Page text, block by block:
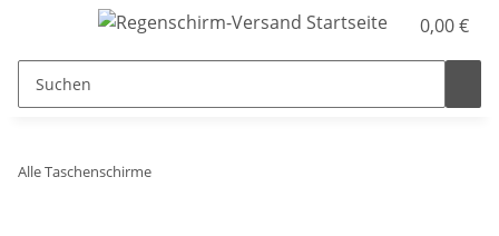
0,00 €
Alle Taschenschirme